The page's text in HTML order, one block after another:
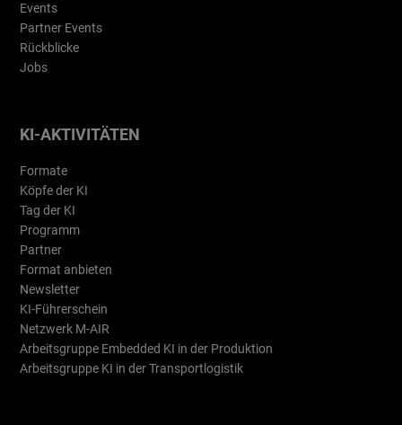
Events
Partner Events
Rückblicke
Jobs
KI-AKTIVITÄTEN
Formate
Köpfe der KI
Tag der KI
Programm
Partner
Format anbieten
Newsletter
KI-Führerschein
Netzwerk M-AIR
Arbeitsgruppe Embedded KI in der Produktion
Arbeitsgruppe KI in der Transportlogistik